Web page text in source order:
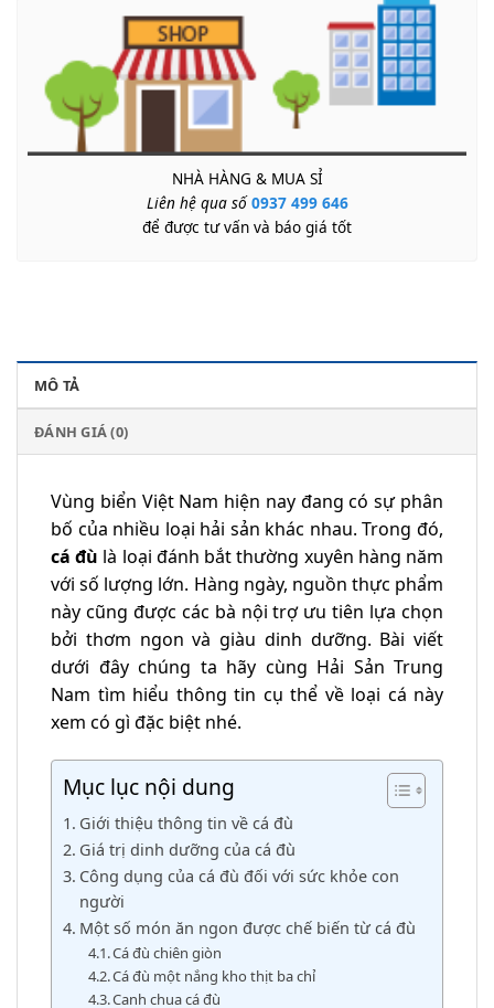
NHÀ HÀNG & MUA SỈ
Liên hệ qua số 0937 499 646
để được tư vấn và báo giá tốt
MÔ TẢ
ĐÁNH GIÁ (0)
Vùng biển Việt Nam hiện nay đang có sự phân
bố của nhiều loại hải sản khác nhau. Trong đó,
cá đù là loại đánh bắt thường xuyên hàng năm
với số lượng lớn. Hàng ngày, nguồn thực phẩm
này cũng được các bà nội trợ ưu tiên lựa chọn
bởi thơm ngon và giàu dinh dưỡng. Bài viết
dưới đây chúng ta hãy cùng Hải Sản Trung
Nam tìm hiểu thông tin cụ thể về loại cá này
xem có gì đặc biệt nhé.
Mục lục nội dung
Giới thiệu thông tin về cá đù
Giá trị dinh dưỡng của cá đù
Công dụng của cá đù đối với sức khỏe con
người
Một số món ăn ngon được chế biến từ cá đù
Cá đù chiên giòn
Cá đù một nắng kho thịt ba chỉ
Canh chua cá đù